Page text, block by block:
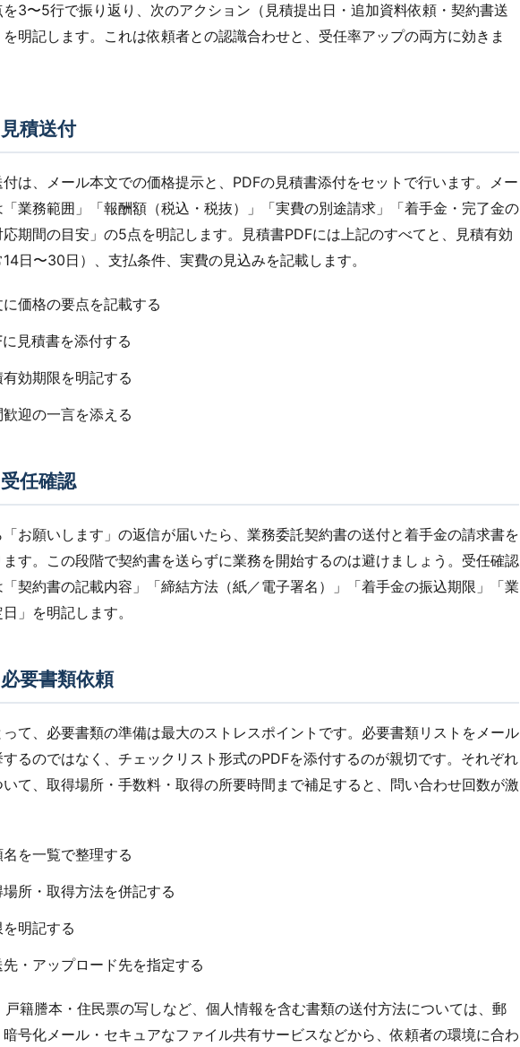
を3〜5行で振り返り、次のアクション（見積提出日・追加資料依頼・契約書送
明記します。これは依頼者との認識合わせと、受任率アップの両方に効きま
積送付
付は、メール本文での価格提示と、PDFの見積書添付をセットで行います。メー
業務範囲」「報酬額（税込・税抜）」「実費の別途請求」「着手金・完了金の
期間の目安」の5点を明記します。見積書PDFには上記のすべてと、見積有効
日〜30日）、支払条件、実費の見込みを記載します。
価格の要点を記載する
見積書を添付する
効期限を明記する
迎の一言を添える
任確認
お願いします」の返信が届いたら、業務委託契約書の送付と着手金の請求書を
す。この段階で契約書を送らずに業務を開始するのは避けましょう。受任確認
「契約書の記載内容」「締結方法（紙／電子署名）」「着手金の振込期限」「業
」を明記します。
要書類依頼
て、必要書類の準備は最大のストレスポイントです。必要書類リストをメール
るのではなく、チェックリスト形式のPDFを添付するのが親切です。それぞれ
て、取得場所・手数料・取得の所要時間まで補足すると、問い合わせ回数が激
を一覧で整理する
所・取得方法を併記する
明記する
・アップロード先を指定する
籍謄本・住民票の写しなど、個人情報を含む書類の送付方法については、郵
号化メール・セキュアなファイル共有サービスなどから、依頼者の環境に合わ